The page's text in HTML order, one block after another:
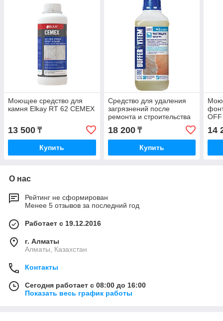
Моющее средство для
камня Elkay RT 62 CEMEX
13 500 ₸
Купить
Средство для удаления
загрязнений после
ремонта и строительства
M2 Acido 1,0л
18 200₸
Купить
14
О нас
Рейтинг не сформирован
Менее 5 отзывов за последний год
Работает с 19.12.2016
г. Алматы
Алматы, Казахстан
Контакты
Сегодня работает с 08:00 до 16:00
Показать весь график работы